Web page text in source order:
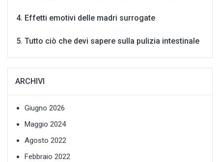
Effetti emotivi delle madri surrogate
Tutto ciò che devi sapere sulla pulizia intestinale
ARCHIVI
Giugno 2026
Maggio 2024
Agosto 2022
Febbraio 2022